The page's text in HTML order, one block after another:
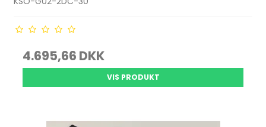
4.695,66 DKK
VIS PRODUKT